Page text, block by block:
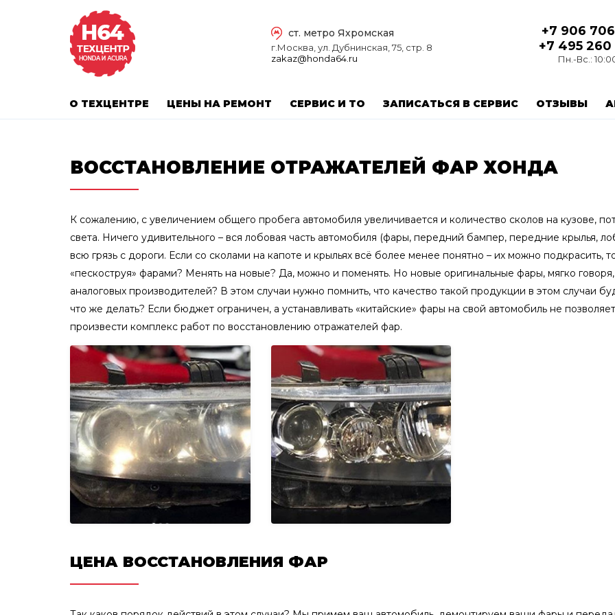
ст. метро Яхромская
г.Москва, ул. Дубнинская, 75, стр. 8
zakaz@honda64.ru
+7 906 706
+7 495 260
Пн.-Вс.:
О ТЕХЦЕНТРЕ ЦЕНЫ НА РЕМОНТ СЕРВИС И ТО ЗАПИСАТЬСЯ В СЕРВИС ОТЗЫВЫ
ВОССТАНОВЛЕНИЕ ОТРАЖАТЕЛЕЙ ФАР ХОНДА
К сожалению, с увеличением общего пробега автомобиля увеличивается и количество сколов на кузове,
света. Ничего удивительного – вся лобовая часть автомобиля (фары, передний бампер, передние крылья,
всю грязь с дороги. Если со сколами на капоте и крыльях всё более менее понятно – их можно подкрасить,
«пескоструя» фарами? Менять на новые? Да, можно и поменять. Но новые оригинальные фары, мягко
аналоговых производителей? В этом случаи нужно помнить, что качество такой продукции в этом случаи
что же делать? Если бюджет ограничен, а устанавливать «китайские» фары на свой автомобиль не
произвести комплекс работ по восстановлению отражателей фар.
ЦЕНА ВОССТАНОВЛЕНИЯ ФАР